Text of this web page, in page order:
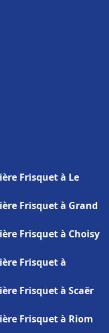
Frisquet à Le
Frisquet à Grand
Frisquet à Choisy
Frisquet à
Frisquet à Scaër
Frisquet à Riom